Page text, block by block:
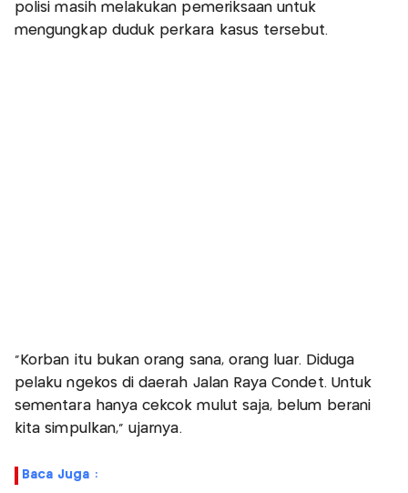
polisi masih melakukan pemeriksaan untuk
mengungkap duduk perkara kasus tersebut.
“Korban itu bukan orang sana, orang luar. Diduga
pelaku ngekos di daerah Jalan Raya Condet. Untuk
sementara hanya cekcok mulut saja, belum berani
kita simpulkan,” ujarnya.
Baca Juga :